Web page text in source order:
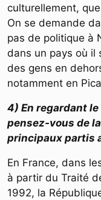
culturellement,
On se demande
pas de politique à
dans un pays où il
des gens en
notamment en
4) En regardant
pensez-vous de
principaux partis
En France, dans
à partir du Traité
1992, la